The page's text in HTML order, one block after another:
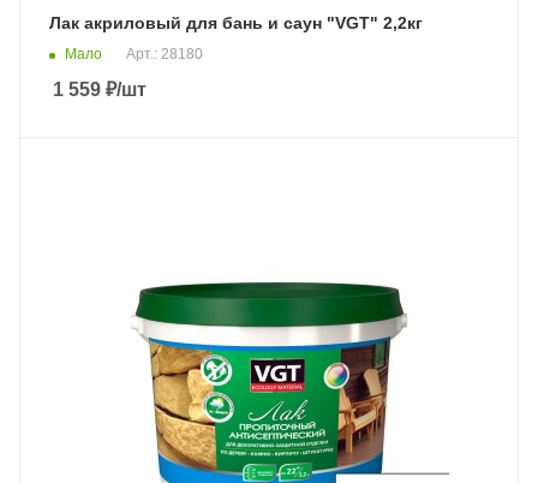
Лак акриловый для бань и саун "VGT" 2,2кг
Мало Арт.: 28180
1 559 ₽/шт